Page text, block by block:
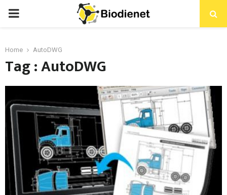
PRIMARY
Home AutoDWG
Tag : AutoDWG